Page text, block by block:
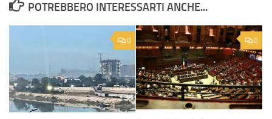
POTREBBERO INTERESSARTI ANCHE...
0 0